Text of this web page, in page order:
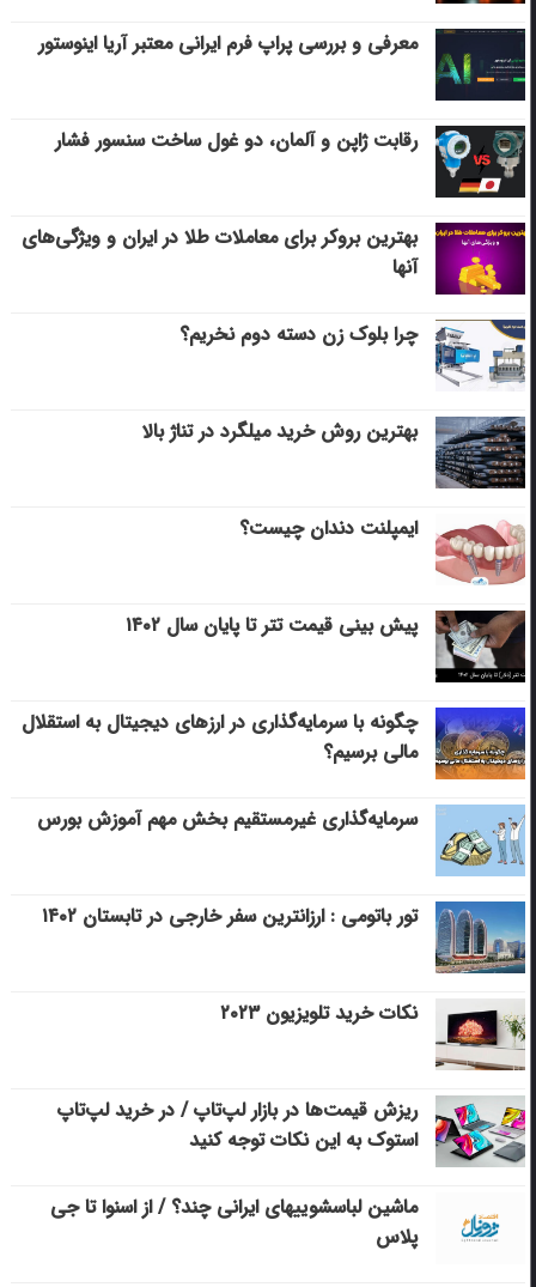
معرفی و بررسی پراپ فرم ایرانی معتبر آریا اینوستور
رقابت ژاپن و آلمان، دو غول ساخت سنسور فشار
بهترین بروکر برای معاملات طلا در ایران و ویژگی‌های
آنها
چرا بلوک زن دسته دوم نخریم؟
بهترین روش خرید میلگرد در تناژ بالا
ایمپلنت دندان چیست؟
پیش بینی قیمت تتر تا پایان سال ۱۴۰۲
چگونه با سرمایه‌گذاری در ارزهای دیجیتال به استقلال
مالی برسیم؟
سرمایه‌گذاری غیرمستقیم بخش مهم آموزش بورس
تور باتومی : ارزانترین سفر خارجی در تابستان ۱۴۰۲
نکات خرید تلویزیون ۲۰۲۳
ریزش قیمت‌ها در بازار لپ‌تاپ / در خرید لپ‌تاپ
استوک به این نکات توجه کنید
ماشین لباسشویی‎های ایرانی چند؟ / از اسنوا تا جی
پلاس